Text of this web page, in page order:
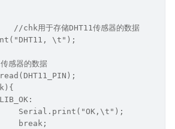
//chk用于存储DHT11传感器的数据
\t");
感器的数据
Serial.print("OK,\t");
break;